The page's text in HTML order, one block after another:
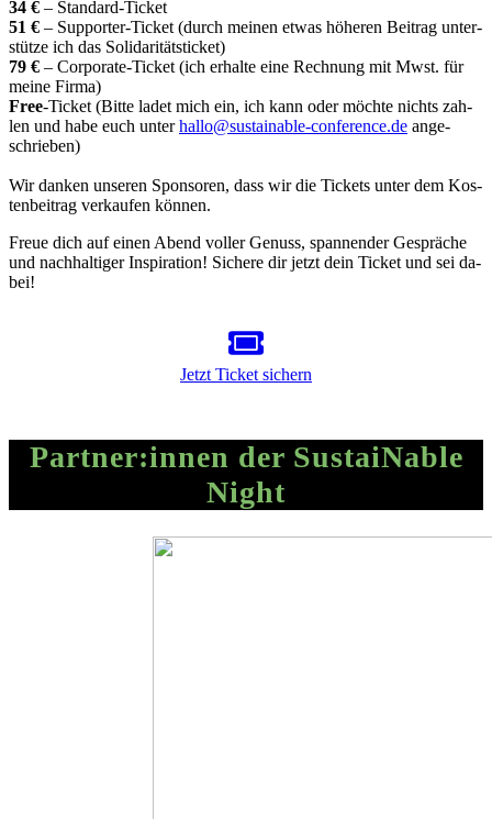
34 € – Stan­dard-Ti­cket
51 € – Sup­porter-Ti­cket (durch mei­nen et­was hö­he­ren Bei­trag un­ter­
stütze ich das So­li­da­ri­täts­ti­cket)
79 € – Cor­po­rate-Ti­cket (ich er­halte eine Rech­nung mit Mwst. für
meine Firma)
Free-Ti­cket (Bitte la­det mich ein, ich kann oder möchte nichts zah­
len und habe euch un­terhallo@sustainable-conference.de an­ge­
schrie­ben)
Wir dan­ken un­se­ren Spon­so­ren, dass wir die Ti­ckets un­ter dem Kos­
ten­bei­trag ver­kau­fen kön­nen.
Freue dich auf ei­nen Abend vol­ler Ge­nuss, span­nen­der Ge­sprä­che
und nach­hal­ti­ger In­spi­ra­tion! Si­chere dir jetzt dein Ti­cket und sei da­
bei!
Jetzt Ti­cket si­chern
Partner:innen der SustaiNable
Night